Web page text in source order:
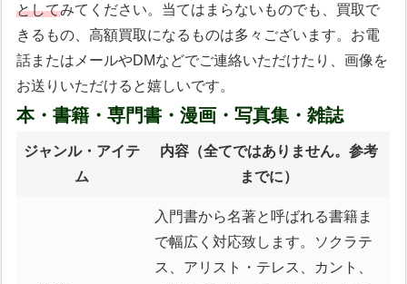
としてみてください。当てはまらないものでも、買取で
きるもの、高額買取になるものは多々ございます。お電
話またはメールやDMなどでご連絡いただけたり、画像を
お送りいただけると嬉しいです。
本・書籍・専門書・漫画・写真集・雑誌
ジャンル・アイテ
ム
内容（全てではありません。参考
までに）
入門書から名著と呼ばれる書籍ま
で幅広く対応致します。ソクラテ
ス、アリスト・テレス、カント、